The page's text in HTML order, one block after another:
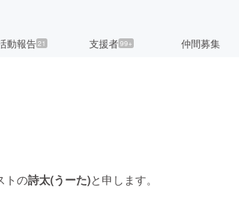
動報告21 支援者99+ 仲間募集
トの詩太(うーた)と申します。